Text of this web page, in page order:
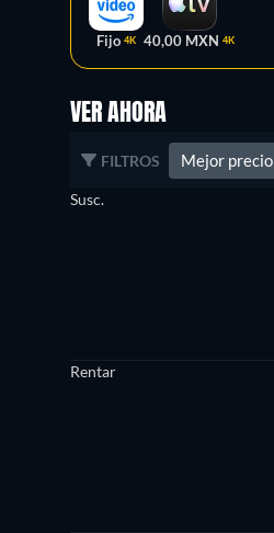
Fijo 4K 40,00 MXN 4K
VER AHORA
FILTROS Mejor precio
Susc.
Rentar